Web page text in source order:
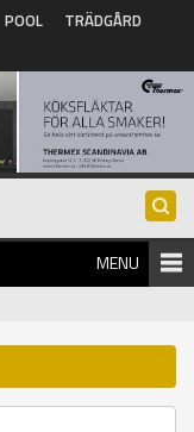
POOL
TRÄDGÅRD
MENU